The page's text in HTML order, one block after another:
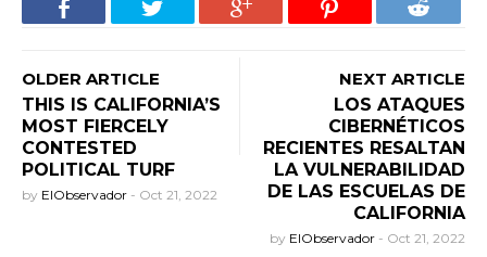
OLDER ARTICLE
THIS IS CALIFORNIA’S
MOST FIERCELY
CONTESTED
POLITICAL TURF
by ElObservador - Oct 21, 2022
NEXT ARTICLE
LOS ATAQUES
CIBERNÉTICOS
RECIENTES RESALTAN
LA VULNERABILIDAD
DE LAS ESCUELAS DE
CALIFORNIA
by ElObservador - Oct 21, 2022